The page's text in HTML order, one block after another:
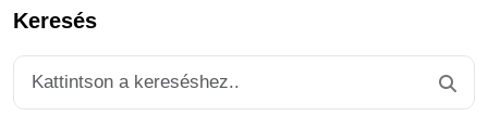
Keresés